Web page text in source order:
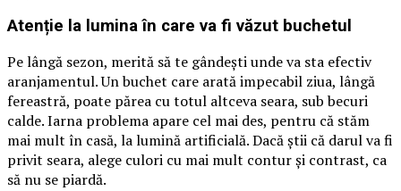
Atenție la lumina în care va fi văzut buchetul
Pe lângă sezon, merită să te gândești unde va sta efectiv
aranjamentul. Un buchet care arată impecabil ziua, lângă
fereastră, poate părea cu totul altceva seara, sub becuri
calde. Iarna problema apare cel mai des, pentru că stăm
mai mult în casă, la lumină artificială. Dacă știi că darul va fi
privit seara, alege culori cu mai mult contur și contrast, ca
să nu se piardă.